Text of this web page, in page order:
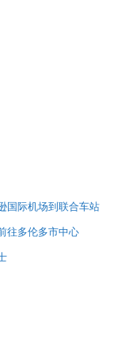
国际机场到联合车站
往多伦多市中心